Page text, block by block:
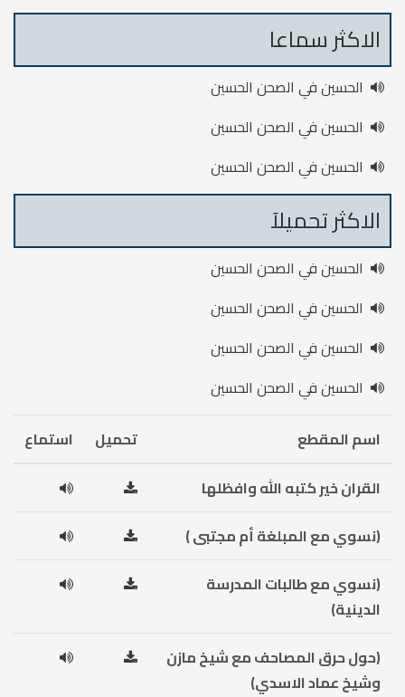
الاكثر سماعا
الحسين في الصحن الحسين
الحسين في الصحن الحسين
الحسين في الصحن الحسين
الاكثر تحميلآ
الحسين في الصحن الحسين
الحسين في الصحن الحسين
الحسين في الصحن الحسين
الحسين في الصحن الحسين
اسم المقطع
تحميل
استماع
القران خير كتبه الله وافظلها
(نسوي مع المبلغة أم مجتبى )
(نسوي مع طالبات المدرسة
الدينية)
(حول حرق المصاحف مع شيخ مازن
وشيخ عماد الاسدي)